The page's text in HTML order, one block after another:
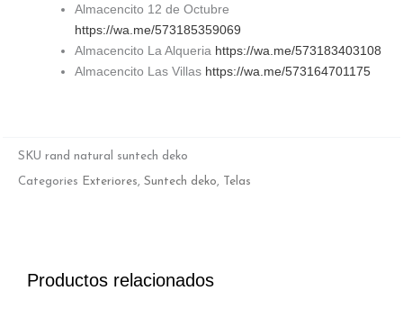
Almacencito 12 de Octubre
https://wa.me/573185359069
Almacencito La Alqueria https://wa.me/573183403108
Almacencito Las Villas https://wa.me/573164701175
SKU rand natural suntech deko
Categories Exteriores, Suntech deko, Telas
Productos relacionados